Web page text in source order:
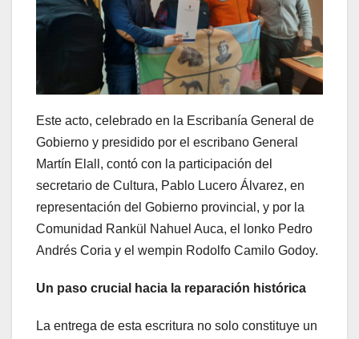
Este acto, celebrado en la Escribanía General de
Gobierno y presidido por el escribano General
Martín Elall, contó con la participación del
secretario de Cultura, Pablo Lucero Álvarez, en
representación del Gobierno provincial, y por la
Comunidad Rankül Nahuel Auca, el lonko Pedro
Andrés Coria y el wempin Rodolfo Camilo Godoy.
Un paso crucial hacia la reparación histórica
La entrega de esta escritura no solo constituye un